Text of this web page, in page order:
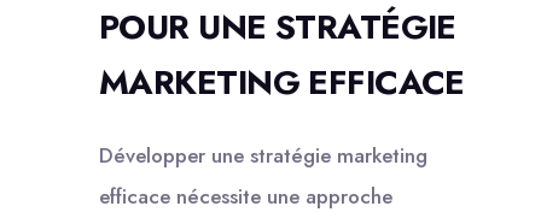
POUR UNE STRATÉGIE
MARKETING EFFICACE
Développer une stratégie marketing
efficace nécessite une approche